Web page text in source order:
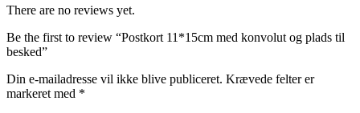
There are no reviews yet.
Be the first to review “Postkort 11*15cm med konvolut og plads til
besked”
Din e-mailadresse vil ikke blive publiceret. Krævede felter er
markeret med *